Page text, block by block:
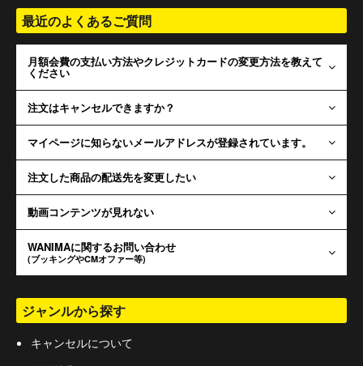
最近のよくあるご質問
月額会費の支払い方法やクレジットカードの変更方法を教えて
ください
注文はキャンセルできますか？
マイページに知らないメールアドレスが登録されています。
注文した商品の配送先を変更したい
動画コンテンツが見れない
WANIMAに関するお問い合わせ
(ブッキングやCMオファー等)
ジャンルから探す
キャンセルについて